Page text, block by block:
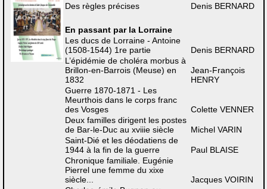
Des règles précises
Denis BERNARD
En passant par la Lorraine
Les ducs de Lorraine - Antoine
(1508-1544) 1re partie
Denis BERNARD
L’épidémie de choléra morbus à
Brillon-en-Barrois (Meuse) en
1832
Jean-François
HENRY
Guerre 1870-1871 - Les
Meurthois dans le corps franc
des Vosges
Colette VENNER
Deux familles dirigent les postes
de Bar-le-Duc au xviiie siècle
Michel VARIN
Saint-Dié et les déodatiens de
1944 à la fin de la guerre
Paul BLAISE
Chronique familiale. Eugénie
Pierrel une femme du xixe
siècle...
Jacques VOIRIN